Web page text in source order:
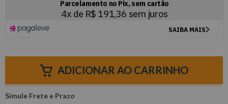
ADICIONAR AO CARRINHO